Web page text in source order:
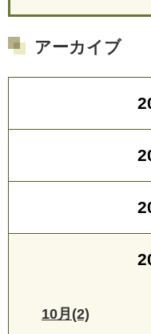
アーカイブ
10月(2)